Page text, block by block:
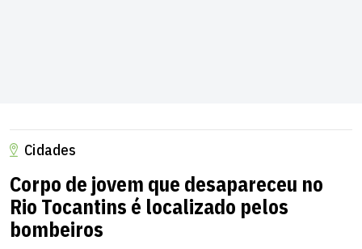
Cidades
Corpo de jovem que desapareceu no
Rio Tocantins é localizado pelos
bombeiros